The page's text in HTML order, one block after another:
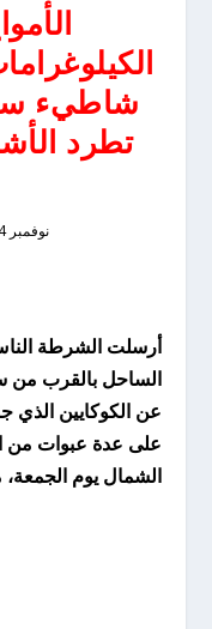
شاطيء
تطرد
نوفمبر 24, 2024
أرسلت الشرطة
الساحل بالقرب من
عن الكوكايين الذي
على عدة عبوات من
الشمال يوم